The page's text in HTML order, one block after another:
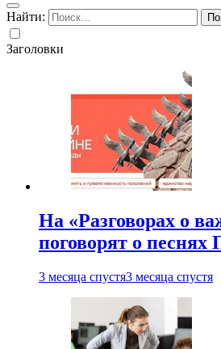
Найти:
Заголовки
На «Разговорах о
поговорят о песнях
3 месяца спустя3 месяца спустя